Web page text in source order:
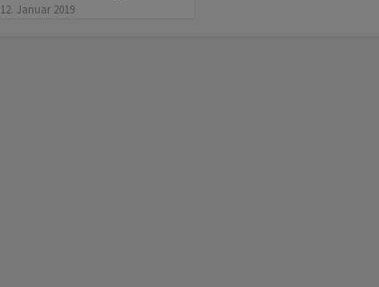
12. Januar 2019